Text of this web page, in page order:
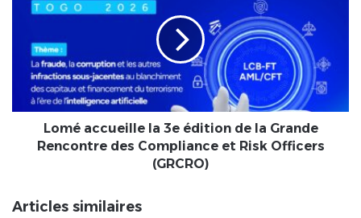
CETEF
édition
Grande
Rencontre
Compliance
(GRCRO)
Lomé accueille la 3e édition de la Grande
Rencontre des Compliance et Risk Officers
(GRCRO)
Articles similaires